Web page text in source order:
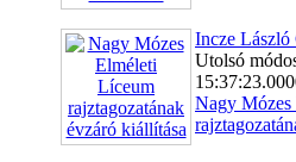
Incze László
Utolsó
Nagy